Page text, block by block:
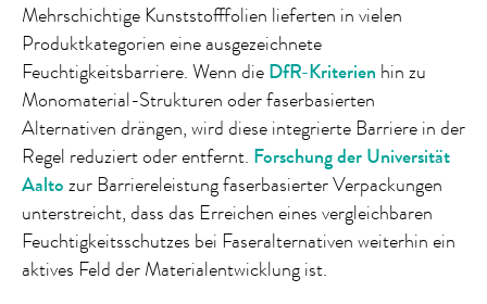
Mehrschichtige Kunststofffolien lieferten in vielen
Produktkategorien eine ausgezeichnete
Feuchtigkeitsbarriere. Wenn dieDfR-Kriterien hin zu
Monomaterial-Strukturen oder faserbasierten
Alternativen drängen, wird diese integrierte Barriere in der
Regel reduziert oder entfernt. Forschung der Universität
Aaltozur Barriereleistung faserbasierter Verpackungen
unterstreicht, dass das Erreichen eines vergleichbaren
Feuchtigkeitsschutzes bei Faseralternativen weiterhin ein
aktives Feld der Materialentwicklung ist.